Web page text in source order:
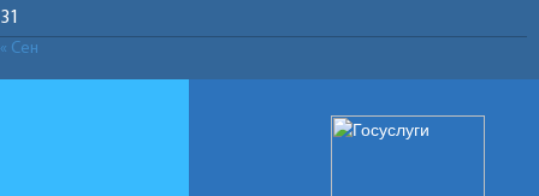
31
« Сен